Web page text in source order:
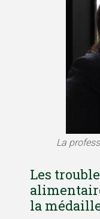
La
Les
la